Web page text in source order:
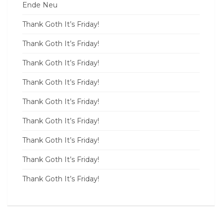
Ende Neu
Thank Goth It’s Friday!
Thank Goth It’s Friday!
Thank Goth It’s Friday!
Thank Goth It’s Friday!
Thank Goth It’s Friday!
Thank Goth It’s Friday!
Thank Goth It’s Friday!
Thank Goth It’s Friday!
Thank Goth It’s Friday!